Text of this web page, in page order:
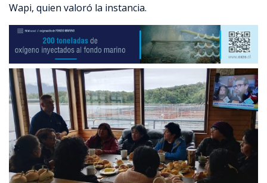
Wapi, quien valoró la instancia.